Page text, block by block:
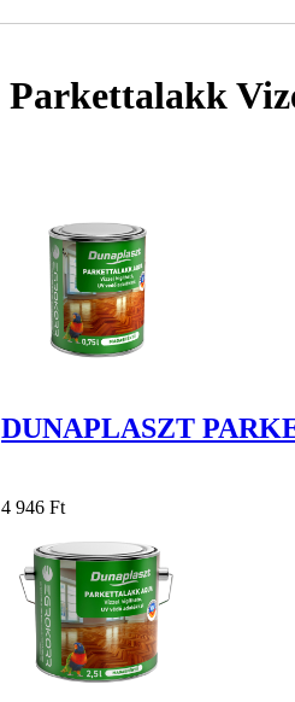
Parkettalakk
DUNAPLASZT
4 946 Ft